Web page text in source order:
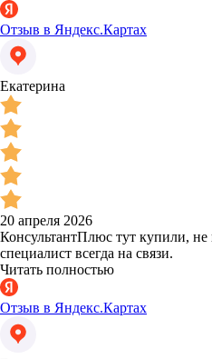
Отзыв в Яндекс.Картах
Екатерина
20 апреля 2026
КонсультантПлюс тут купили, не
специалист всегда на связи.
Читать полностью
Отзыв в Яндекс.Картах